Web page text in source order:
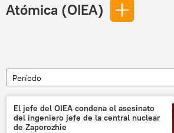
Atómica (OIEA)
Período
El jefe del OIEA condena el asesinato
del ingeniero jefe de la central nuclear
de Zaporozhie